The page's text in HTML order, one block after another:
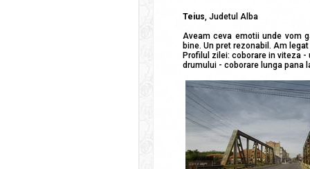
Teius, Judetul Alba
Aveam ceva emotii unde vom
bine. Un pret rezonabil. Am
Profilul zilei: coborare in viteza
drumului - coborare lunga pana